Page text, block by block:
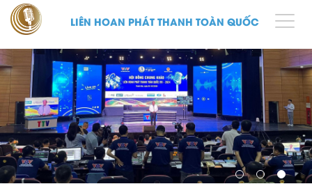
LIÊN HOAN PHÁT THANH TOÀN QUỐC